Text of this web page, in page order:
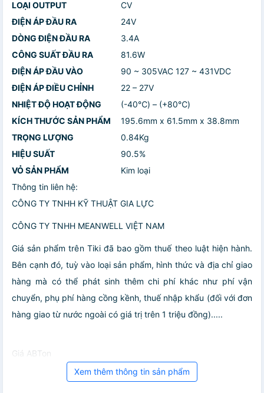
LOẠI OUTPUT
CV
ĐIỆN ÁP ĐẦU RA
24V
DÒNG ĐIỆN ĐẦU RA
3.4A
CÔNG SUẤT ĐẦU RA
81.6W
ĐIỆN ÁP ĐẦU VÀO
90 ~ 305VAC 127 ~ 431VDC
ĐIỆN ÁP ĐIỀU CHỈNH
22 – 27V
NHIỆT ĐỘ HOẠT ĐỘNG
(-40℃) – (+80℃)
KÍCH THƯỚC SẢN PHẨM
195.6mm x 61.5mm x 38.8mm
TRỌNG LƯỢNG
0.84Kg
HIỆU SUẤT
90.5%
VỎ SẢN PHẨM
Kim loại
Thông tin liên hệ:
CÔNG TY TNHH KỸ THUẬT GIA LỰC
CÔNG TY TNHH MEANWELL VIỆT NAM
Giá sản phẩm trên Tiki đã bao gồm thuế theo luật hiện hành.
Bên cạnh đó, tuỳ vào loại sản phẩm, hình thức và địa chỉ giao
hàng mà có thể phát sinh thêm chi phí khác như phí vận
chuyển, phụ phí hàng cồng kềnh, thuế nhập khẩu (đối với đơn
hàng giao từ nước ngoài có giá trị trên 1 triệu đồng).....
Giá ABTon
Xem thêm thông tin sản phẩm